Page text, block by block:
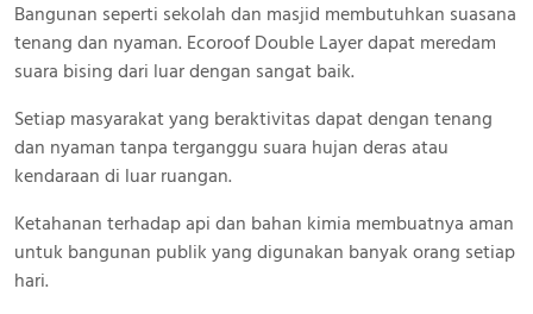
Bangunan seperti sekolah dan masjid membutuhkan suasana
tenang dan nyaman. Ecoroof Double Layer dapat meredam
suara bising dari luar dengan sangat baik.
Setiap masyarakat yang beraktivitas dapat dengan tenang
dan nyaman tanpa terganggu suara hujan deras atau
kendaraan di luar ruangan.
Ketahanan terhadap api dan bahan kimia membuatnya aman
untuk bangunan publik yang digunakan banyak orang setiap
hari.